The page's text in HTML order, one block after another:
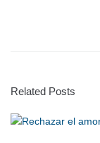
Related Posts